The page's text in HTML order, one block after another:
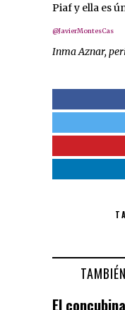
Piaf y ella es
@JavierMontesCas
Inma Aznar,
El